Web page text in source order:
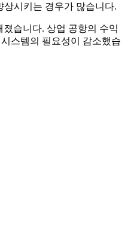
시키는 경우가 많습니다.
습니다. 상업 공항의 수익
스템의 필요성이 감소했습